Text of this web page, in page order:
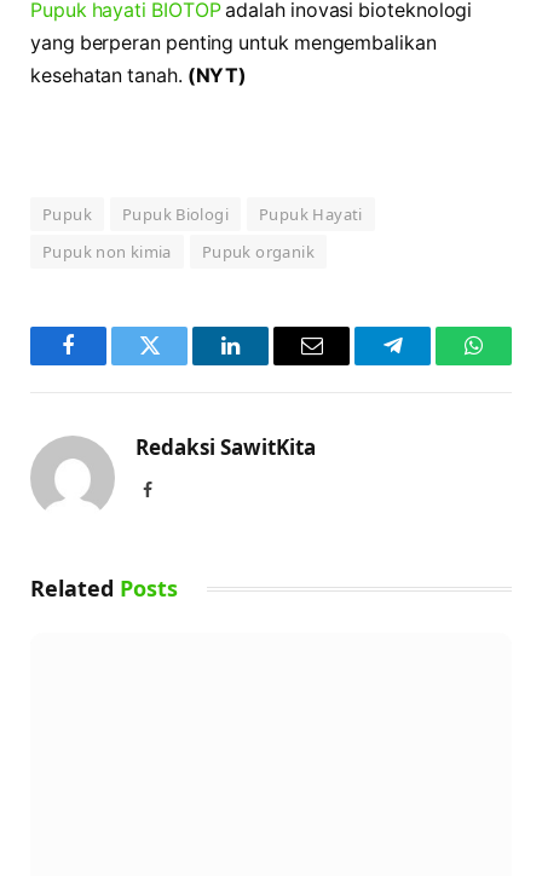
Pupuk hayati BIOTOPadalah inovasi bioteknologi
yang berperan penting untuk mengembalikan
kesehatan tanah. (NYT)
Pupuk Pupuk Biologi
Pupuk Hayati
Pupuk non kimia
Pupuk organik
FacebookTwitter LinkedInEmail Telegram
Redaksi SawitKita
Facebook
Related Posts